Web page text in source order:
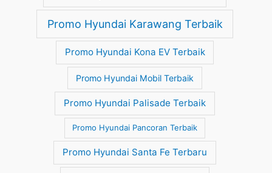
Promo Hyundai Karawang Terbaik
Promo Hyundai Kona EV Terbaik
Promo Hyundai Mobil Terbaik
Promo Hyundai Palisade Terbaik
Promo Hyundai Pancoran Terbaik
Promo Hyundai Santa Fe Terbaru